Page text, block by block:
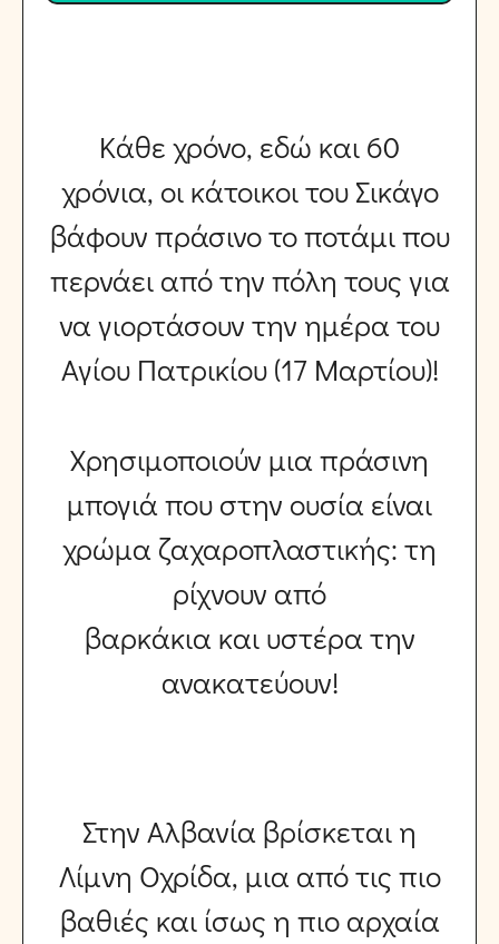
ή
Κάθε χρόνο, εδώ και 60
χρόνια, οι κάτοικοι του Σικάγο
βάφουν πράσινο το ποτάμι που
περνάει από την πόλη τους για
να γιορτάσουν την ημέρα του
Αγίου Πατρικίου (17 Μαρτίου)!
Χρησιμοποιούν μια πράσινη
μπογιά που στην ουσία είναι
χρώμα ζαχαροπλαστικής: τη
ρίχνουν από
βαρκάκια και υστέρα την
ανακατεύουν!
Στην Αλβανία βρίσκεται η
Λίμνη Οχρίδα, μια από τις πιο
βαθιές και ίσως η πιο αρχαία